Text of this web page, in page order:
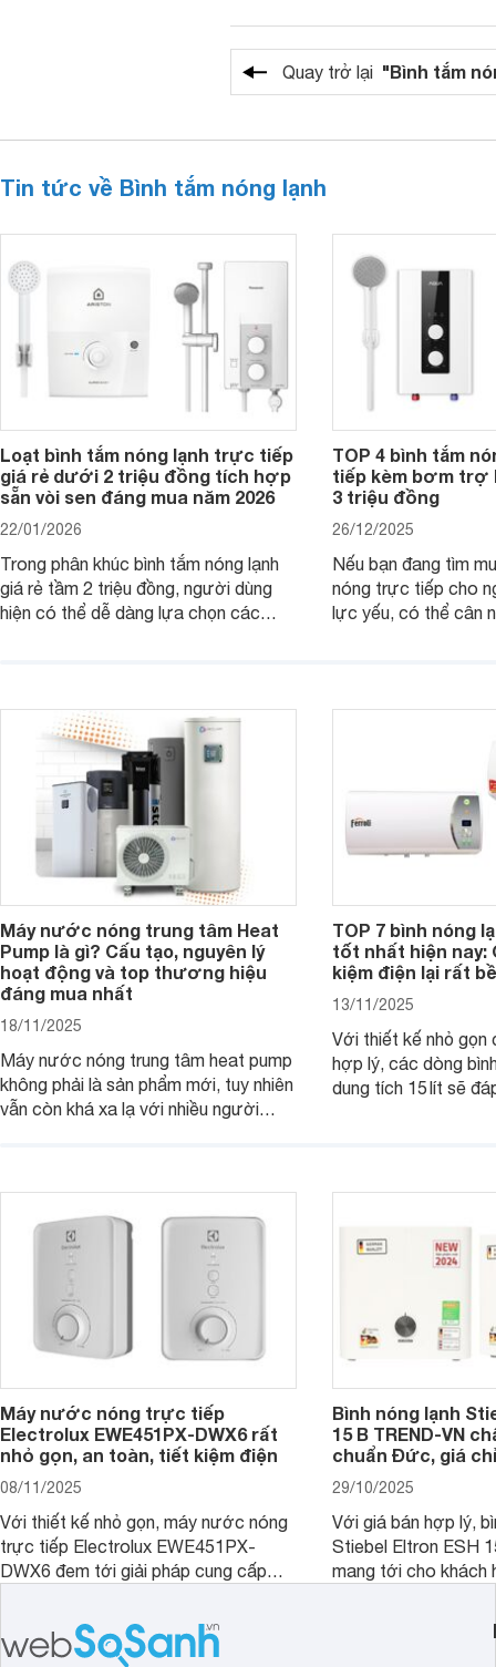
Quay trở lại "Bình tắm
Tin tức về Bình tắm nóng lạnh
Loạt bình tắm nóng lạnh trực tiếp
giá rẻ dưới 2 triệu đồng tích hợp
sẵn vòi sen đáng mua năm 2026
22/01/2026
Trong phân khúc bình tắm nóng lạnh
giá rẻ tầm 2 triệu đồng, người dùng
hiện có thể dễ dàng lựa chọn các
cơ bản, đáp ứng tốt nhu cầu sử dụng
nước nóng hằng ngày của gia đình.
TOP 4 bình tắm
tiếp kèm bơm
3 triệu đồng
26/12/2025
Nếu bạn đang tìm
nóng trực tiếp cho
lực yếu, có thể cân
đồng.
Máy nước nóng trung tâm Heat
Pump là gì? Cấu tạo, nguyên lý
hoạt động và top thương hiệu
đáng mua nhất
18/11/2025
Máy nước nóng trung tâm heat pump
không phải là sản phẩm mới, tuy nhiên
vẫn còn khá xa lạ với nhiều người
về dòng sản phẩm này.
TOP 7 bình nóng
tốt nhất hiện nay:
kiệm điện lại rất
13/11/2025
Với thiết kế nhỏ gọn
hợp lý, các dòng
dung tích 15 lít sẽ
Máy nước nóng trực tiếp
Electrolux EWE451PX-DWX6 rất
nhỏ gọn, an toàn, tiết kiệm điện
08/11/2025
Với thiết kế nhỏ gọn, máy nước nóng
trực tiếp Electrolux EWE451PX-
DWX6 đem tới giải pháp cung cấp
hiện đại, đặc biệt là các phòng tắm
có diện tích hạn chế.
Bình nóng lạnh
15 B TREND-VN
chuẩn Đức, giá
29/10/2025
Với giá bán hợp lý,
Stiebel Eltron ESH
mang tới cho khách
hợp lý đồng thời có
làm nước nóng rất